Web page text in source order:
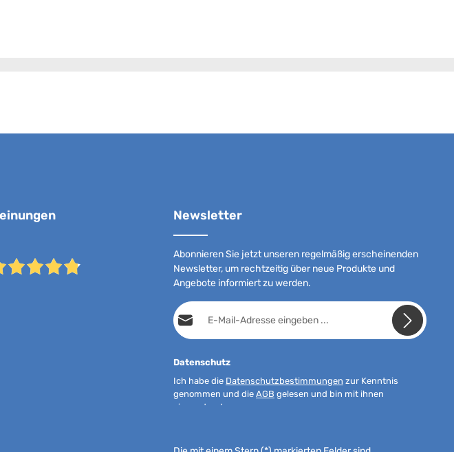
Newsletter
Abonnieren Sie jetzt unseren regelmäßig erscheinenden
Newsletter, um rechtzeitig über neue Produkte und
Angebote informiert zu werden.
E-Mail-Adresse*
Datenschutz
Ich habe die Datenschutzbestimmungen zur Kenntnis
genommen und die AGB gelesen und bin mit ihnen
einverstanden.